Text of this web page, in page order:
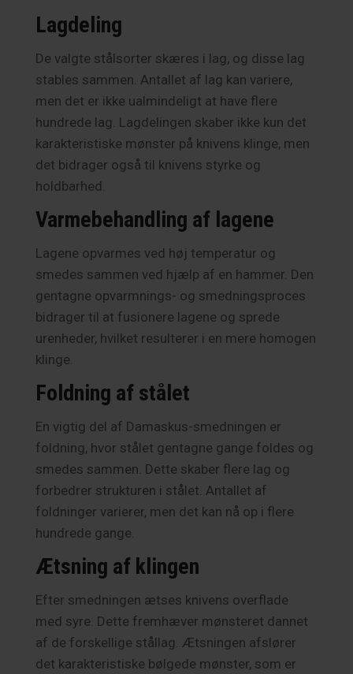
Lagdeling
De valgte stålsorter skæres i lag, og disse lag
stables sammen. Antallet af lag kan variere,
men det er ikke ualmindeligt at have flere
hundrede lag. Lagdelingen skaber ikke kun det
karakteristiske mønster på knivens klinge, men
det bidrager også til knivens styrke og
holdbarhed.
Varmebehandling af lagene
Lagene opvarmes ved høj temperatur og
smedes sammen ved hjælp af en hammer. Den
gentagne opvarmnings- og smedningsproces
bidrager til at fusionere lagene og sprede
urenheder, hvilket resulterer i en mere homogen
klinge.
Foldning af stålet
En vigtig del af Damaskus-smedningen er
foldning, hvor stålet gentagne gange foldes og
smedes sammen. Dette skaber flere lag og
forbedrer strukturen i stålet. Antallet af
foldninger varierer, men det kan nå op i flere
hundrede gange.
Ætsning af klingen
Efter smedningen ætses knivens overflade
med syre. Dette fremhæver mønsteret dannet
af de forskellige stållag. Ætsningen afslører
det karakteristiske bølgede mønster, som er